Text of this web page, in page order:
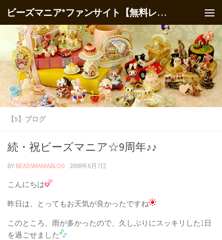
ビーズマニア*ファンサイト【無料レシピ】
【5】ブログ
続・祝ビーズマニア☆9周年♪♪
BY BEADSMANIABLOG · 2008年6月7日
こんにちは
昨日は、とってもお天気が良かったですね
このところ、雨が多かったので、久しぶりにスッキリした1日
を過ごせました